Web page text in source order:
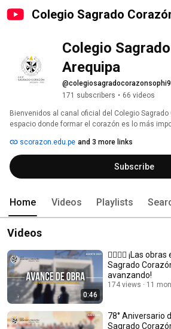
Colegio Sagrado
Colegio
Arequipa
171 subscribers • 66 videos
Bienvenidos al canal oficial del Colegio Sagrado
espacio donde formar el corazón es lo más
acompañar el desarrollo integral de nuestros
scorazon.edu.pe and 3 more links
Subscribe
Home Videos Playlists
Videos
0:46
👷‍♀️👷‍♂️ ¡Las
Sagrado
avanzando!
174 views 11
78° Aniversario
Sagrado